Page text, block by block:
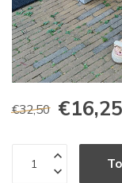
€32,50 €16,25